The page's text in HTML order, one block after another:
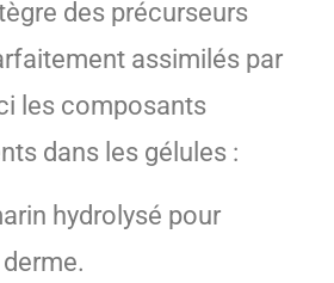
des précurseurs
assimilés par
les composants
dans les gélules :
hydrolysé pour